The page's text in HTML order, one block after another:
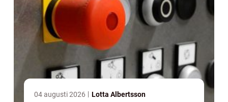
04 augusti 2026 Lotta Albertsson